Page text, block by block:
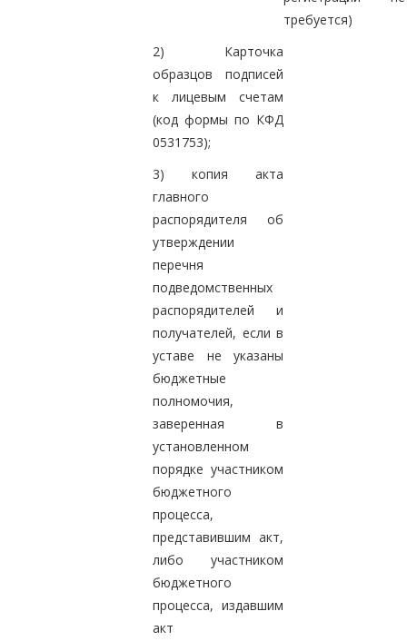
требуется)
2) Карточка
образцов подписей
к лицевым счетам
(код формы по КФД
0531753);
3) копия акта
главного
распорядителя об
утверждении
перечня
подведомственных
распорядителей и
получателей, если в
уставе не указаны
бюджетные
полномочия,
заверенная в
установленном
порядке участником
бюджетного
процесса,
представившим акт,
либо участником
бюджетного
процесса, издавшим
акт